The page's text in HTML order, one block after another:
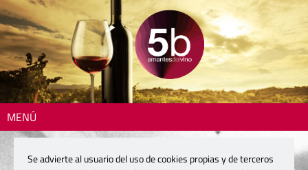
MENÚ
Se advierte al usuario del uso de cookies propias y de terceros